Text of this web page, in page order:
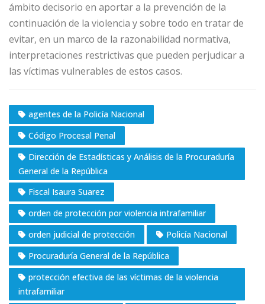
ámbito decisorio en aportar a la prevención de la
continuación de la violencia y sobre todo en tratar de
evitar, en un marco de la razonabilidad normativa,
interpretaciones restrictivas que pueden perjudicar a
las víctimas vulnerables de estos casos.
agentes de la Policía Nacional
Código Procesal Penal
Dirección de Estadísticas y Análisis de la Procuraduría
General de la República
Fiscal Isaura Suarez
orden de protección por violencia intrafamiliar
orden judicial de protección
Policía Nacional
Procuraduría General de la República
protección efectiva de las víctimas de la violencia
intrafamiliar